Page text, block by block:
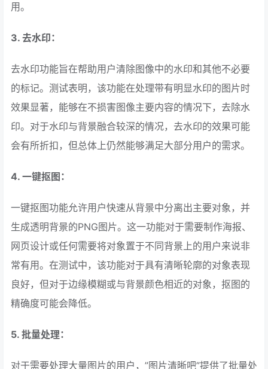
用。
3. 去水印：
去水印功能旨在帮助用户清除图像中的水印和其他不必要
的标记。测试表明，该功能在处理带有明显水印的图片时
效果显著，能够在不损害图像主要内容的情况下，去除水
印。对于水印与背景融合较深的情况，去水印的效果可能
会有所折扣，但总体上仍然能够满足大部分用户的需求。
4. 一键抠图：
一键抠图功能允许用户快速从背景中分离出主要对象，并
生成透明背景的PNG图片。这一功能对于需要制作海报、
网页设计或任何需要将对象置于不同背景上的用户来说非
常有用。在测试中，该功能对于具有清晰轮廓的对象表现
良好，但对于边缘模糊或与背景颜色相近的对象，抠图的
精确度可能会降低。
5. 批量处理：
对于需要处理大量图片的用户，”图片清晰吧”提供了批量处